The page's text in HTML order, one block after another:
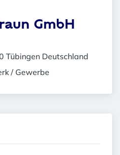
GmbH
Tübingen Deutschland
/ Gewerbe